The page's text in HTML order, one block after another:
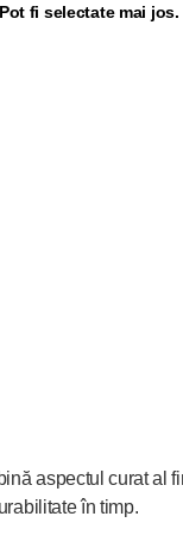
Pot fi selectate mai jos.
peretelui nu permite să
aspectul curat al
în timp.